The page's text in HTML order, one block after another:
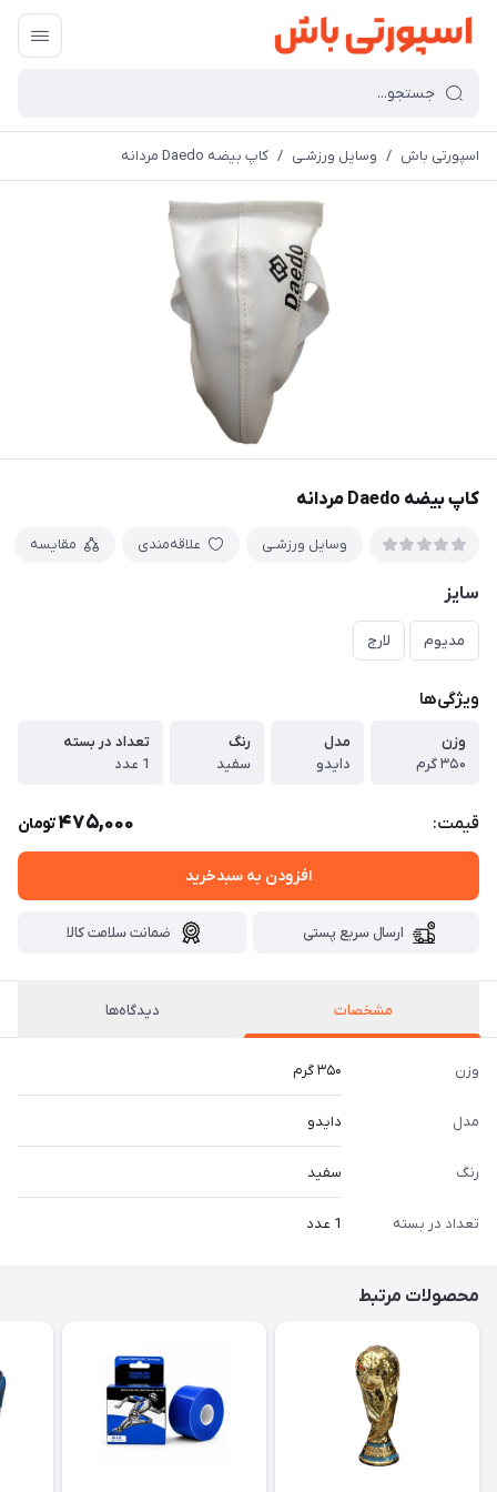
اسپورتی باش / وسایل ورزشـی / کاپ بیضه Daedo مردانه
کاپ بیضه Daedo مردانه
وسایل ورزشـی علاقه‌مندی مقایسه
سایز
مدیوم لارج
ویژگی‌ها
وزن
۳۵۰ گرم
مدل
دایدو
رنگ
سفید
تعداد در بسته
1 عدد
قیمت: 475,000تومان
افزودن به سبدخرید
ارسال سریع پستی ضمانت سلامت کالا
مشخصات دیدگاه‌ها
وزن ۳۵۰ گرم
مدل دایدو
رنگ سفید
تعداد در بسته 1 عدد
محصولات مرتبط